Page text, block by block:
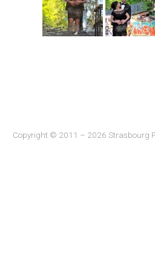
Copyright © 2011 – 2026 Strasbourg